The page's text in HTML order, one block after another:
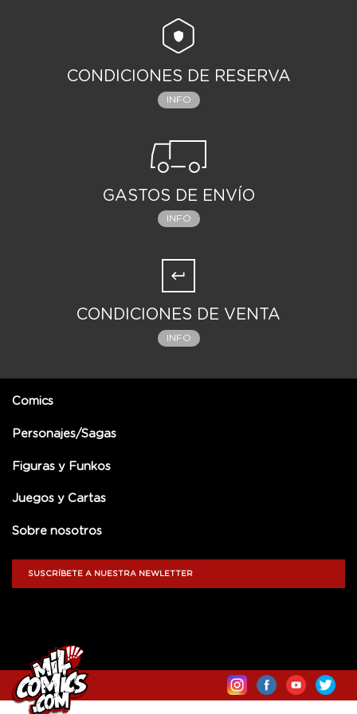
CONDICIONES DE RESERVA
INFO
GASTOS DE ENVÍO
INFO
CONDICIONES DE VENTA
INFO
Comics
Personajes/Sagas
Figuras y Funkos
Juegos y Cartas
Sobre nosotros
SUSCRÍBETE A NUESTRA NEWLETTER